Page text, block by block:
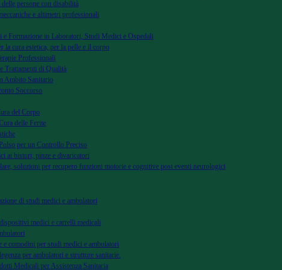
persone con disabilità
e altimetri professionali
e Formazione in Laboratori, Studi Medici e Ospedali
cura estetica, per la pelle e il corpo
Professionali
Trattamenti di Qualità
Ambito Sanitario
Soccorso
del Corpo
delle Ferite
per un Controllo Preciso
ai bisturi, pinze e divaricatori
soluzioni per recupero funzioni motorie e cognitive post eventi neurologici
di studi medici e ambulatori
medici e carrelli medicali
e comodini per studi medici e ambulatori
per ambulatori e strutture sanitarie.
Medicali per Assistenza Sanitaria